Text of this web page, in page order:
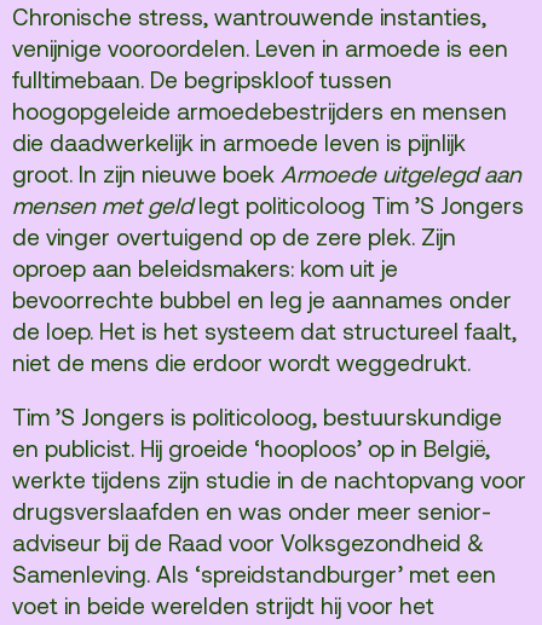
& historie
& Logo’s
van Toezicht
Chronische stress, wantrouwende instanties,
venijnige vooroordelen. Leven in armoede is een
fulltimebaan. De begripskloof tussen
hoogopgeleide armoedebestrijders en mensen
die daadwerkelijk in armoede leven is pijnlijk
groot. In zijn nieuwe boek Armoede uitgelegd aan
mensen met geldlegt politicoloog Tim ’S Jongers
de vinger overtuigend op de zere plek. Zijn
oproep aan beleidsmakers: kom uit je
bevoorrechte bubbel en leg je aannames onder
de loep. Het is het systeem dat structureel faalt,
niet de mens die erdoor wordt weggedrukt.
Tim ’S Jongers is politicoloog, bestuurskundige
en publicist. Hij groeide ‘hooploos’ op in België,
werkte tijdens zijn studie in de nachtopvang voor
drugsverslaafden en was onder meer senior-
adviseur bij de Raad voor Volksgezondheid &
Samenleving. Als ‘spreidstandburger’ met een
voet in beide werelden strijdt hij voor het